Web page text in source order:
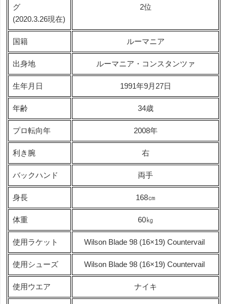
グ
(2020.3.26現在)
2位
国籍 ルーマニア
出身地 ルーマニア・コンスタンツァ
生年月日 1991年9月27日
年齢 34歳
プロ転向年 2008年
利き腕 右
バックハンド 両手
身長 168㎝
体重 60㎏
使用ラケット Wilson Blade 98 (16×19) Countervail
使用シューズ Wilson Blade 98 (16×19) Countervail
使用ウエア ナイキ